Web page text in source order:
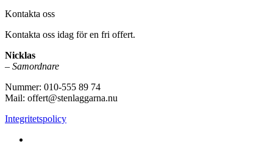
Kontakta oss
Kontakta oss idag för en fri offert.
Nicklas
– Samordnare
Nummer: 010-555 89 74
Mail: offert@stenlaggarna.nu
Integritetspolicy